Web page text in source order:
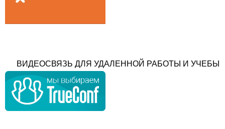
ВИДЕОСВЯЗЬ ДЛЯ УДАЛЕННОЙ РАБОТЫ И УЧЕБЫ